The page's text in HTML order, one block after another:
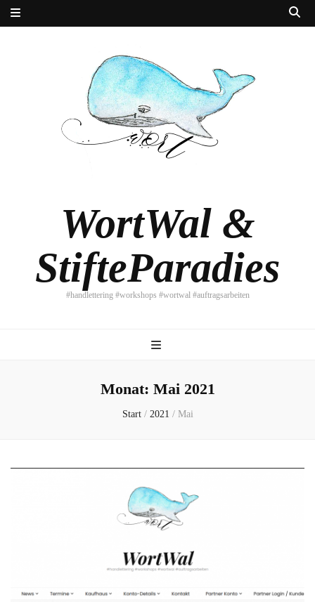
WortWal &
StifteParadies
#handlettering #workshops #wortwal #auftragsarbeiten
Monat: Mai 2021
Start / 2021 / Mai